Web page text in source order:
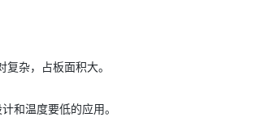
杂，占板面积大。
和温度要低的应用。